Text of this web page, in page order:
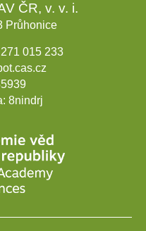
ČR, v. v. i.
Průhonice
015 233
8nindrj